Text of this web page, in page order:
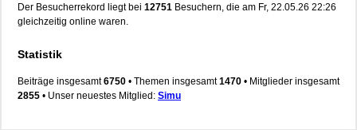
Der Besucherrekord liegt bei 12751 Besuchern, die am Fr, 22.05.26 22:26
gleichzeitig online waren.
Statistik
Beiträge insgesamt6750 • Themen insgesamt1470 • Mitglieder insgesamt
2855 • Unser neuestes Mitglied: Simu